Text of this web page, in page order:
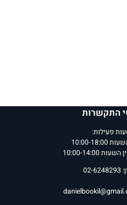
התקשרות
פעילות:
18:00
10:00-14:00